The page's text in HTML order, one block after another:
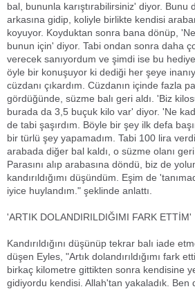
bal, bununla karıştırabilirsiniz' diyor. Bunu
arkasına gidip, koliyle birlikte kendisi
koyuyor. Koyduktan sonra bana dönüp,
bunun için' diyor. Tabi ondan sonra daha
verecek sanıyordum ve şimdi ise bu
öyle bir konuşuyor ki dediği her şeye
cüzdanı çıkardım. Cüzdanın içinde fazla
gördüğünde, süzme balı geri aldı. 'Biz
burada da 3,5 buçuk kilo var' diyor. 'Ne
de tabi şaşırdım. Böyle bir şey ilk defa
bir türlü şey yapamadım. Tabi 100 lira
arabada diğer bal kaldı, o süzme olanı geri
Parasını alıp arabasına döndü, biz de
kandırıldığımı düşündüm. Eşim de
iyice huylandım." şeklinde anlattı.
'ARTIK DOLANDIRILDIĞIMI FARK ETTİM'
Kandırıldığını düşünüp tekrar balı iade
düşen Eyles, "Artık dolandırıldığımı fark
birkaç kilometre gittikten sonra kendisine
gidiyordu kendisi. Allah'tan yakaladık. Ben